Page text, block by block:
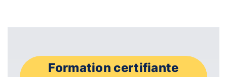
Formation certifiante